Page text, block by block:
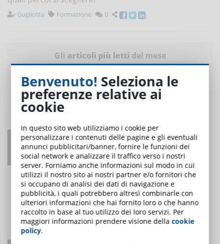
Gugliotta Formazione 0
Gli articoli più letti del mese
Coordinatore per la sicurezza nei cantieri:
obblighi formativi
UNO DEI PIÙ LETTI
Benvenuto! Seleziona le
preferenze relative ai
cookie
In questo sito web utilizziamo i cookie per
personalizzare i contenuti delle pagine e gli eventuali
annunci pubblicitari/banner, fornire le funzioni dei
social network e analizzare il traffico verso i nostri
server. Forniamo anche informazioni sul modo in cui
utilizzi il nostro sito ai nostri partner e/o fornitori che
si occupano di analisi dei dati di navigazione e
pubblicità, i quali potrebbero altresì combinarle con
ulteriori informazioni che hai fornito loro o che hanno
raccolto in base al tuo utilizzo dei loro servizi. Per
maggiori informazioni prendere visione dellacookie
policy.